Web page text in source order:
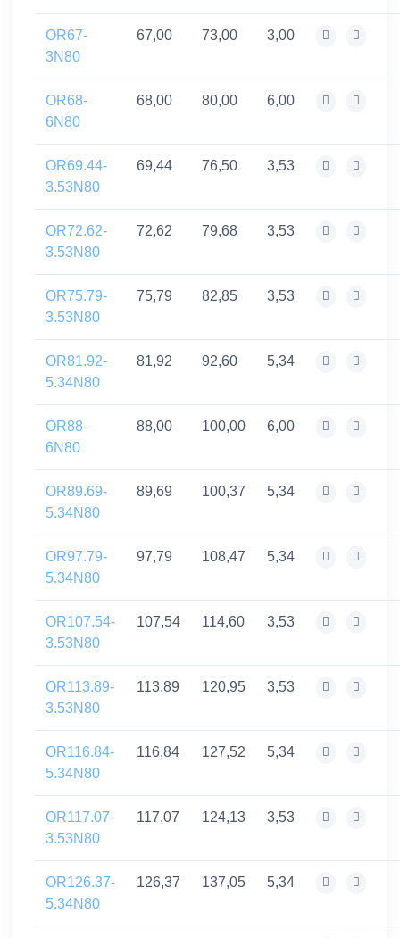
OR67-
3N80
67,00 73,00 3,00
OR68-
6N80
68,00 80,00 6,00
OR69.44-
3.53N80
69,44 76,50 3,53
OR72.62-
3.53N80
72,62 79,68 3,53
OR75.79-
3.53N80
75,79 82,85 3,53
OR81.92-
5.34N80
81,92 92,60 5,34
OR88-
6N80
88,00 100,00 6,00
OR89.69-
5.34N80
89,69 100,37 5,34
OR97.79-
5.34N80
97,79 108,47 5,34
OR107.54-
3.53N80
107,54 114,60 3,53
OR113.89-
3.53N80
113,89 120,95 3,53
OR116.84-
5.34N80
116,84 127,52 5,34
OR117.07-
3.53N80
117,07 124,13 3,53
OR126.37-
5.34N80
126,37 137,05 5,34